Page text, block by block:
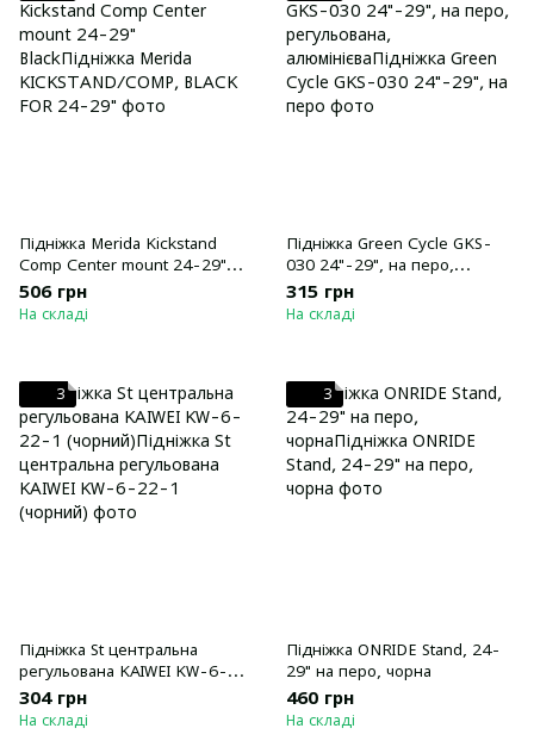
Підніжка Merida Kickstand
Comp Center mount 24-29"
Black
506 грн
На складі
Підніжка Green Cycle GKS-
030 24"-29", на перо,
регульована, алюмінієва
315 грн
На складі
3
Підніжка St центральна
регульована KAIWEI KW-6-
22-1 (чорний)
304 грн
На складі
3
Підніжка ONRIDE Stand, 24-
29" на перо, чорна
460 грн
На складі